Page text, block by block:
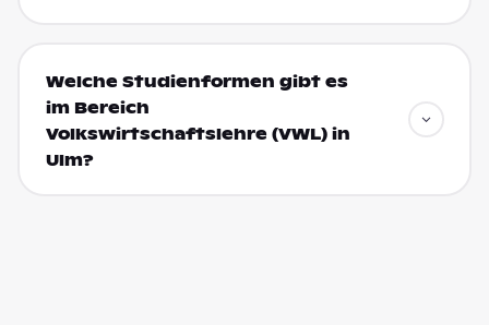
Welche Studienformen gibt es
im Bereich
Volkswirtschaftslehre (VWL) in
Ulm?